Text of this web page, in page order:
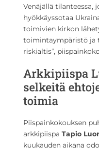
Venäjällä tilanteessa,
hyökkäyssotaa
toimivien kirkon
toimintaympäristö ja
riskialtis”,
Arkkipiispa
selkeitä
toimia
Piispainkokouksen
arkkipiispa Tapio
kuukauden aikana